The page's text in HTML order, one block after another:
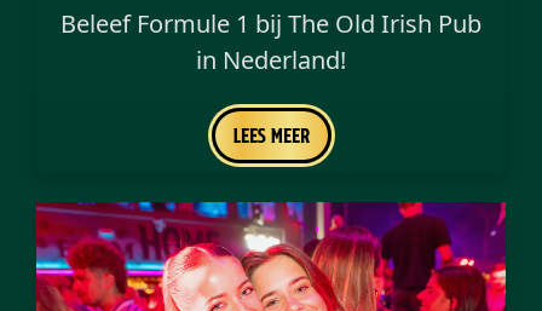
Beleef Formule 1 bij The Old Irish Pub
in Nederland!
Lees meer